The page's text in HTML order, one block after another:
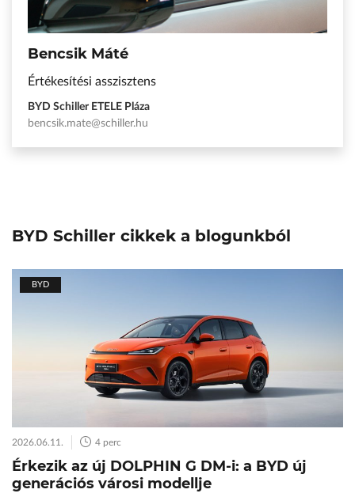
Jandó Ádám
Értékesítési tanácsadó
BYD Schiller ETELE Pláza
jando.adam@schiller.hu
BYD Schiller cikkek a blogunkból
BYD
2026.06.11. 4 perc
Érkezik az új DOLPHIN G DM-i: a BYD új
generációs városi modellje